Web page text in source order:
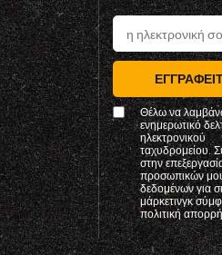
Θέλω να
ενημερωτικό
ηλεκτρονικού
ταχυδρομείου.
στην
προσωπικών
δεδομένων για
μάρκετινγκ
πολιτική